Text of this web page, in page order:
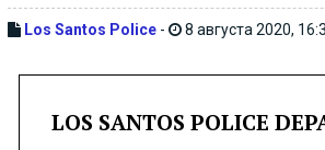
Los Santos Police - 8 августа 2020,
LOS SANTOS POLICE